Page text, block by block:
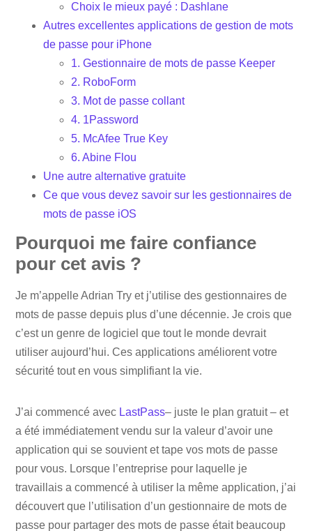
Choix le mieux payé : Dashlane
Autres excellentes applications de gestion de mots
de passe pour iPhone
1. Gestionnaire de mots de passe Keeper
2. RoboForm
3. Mot de passe collant
4. 1Password
5. McAfee True Key
6. Abine Flou
Une autre alternative gratuite
Ce que vous devez savoir sur les gestionnaires de
mots de passe iOS
Pourquoi me faire confiance
pour cet avis ?
Je m’appelle Adrian Try et j’utilise des gestionnaires de
mots de passe depuis plus d’une décennie. Je crois que
c’est un genre de logiciel que tout le monde devrait
utiliser aujourd’hui. Ces applications améliorent votre
sécurité tout en vous simplifiant la vie.
J’ai commencé avec LastPass– juste le plan gratuit – et
a été immédiatement vendu sur la valeur d’avoir une
application qui se souvient et tape vos mots de passe
pour vous. Lorsque l’entreprise pour laquelle je
travaillais a commencé à utiliser la même application, j’ai
découvert que l’utilisation d’un gestionnaire de mots de
passe pour partager des mots de passe était beaucoup